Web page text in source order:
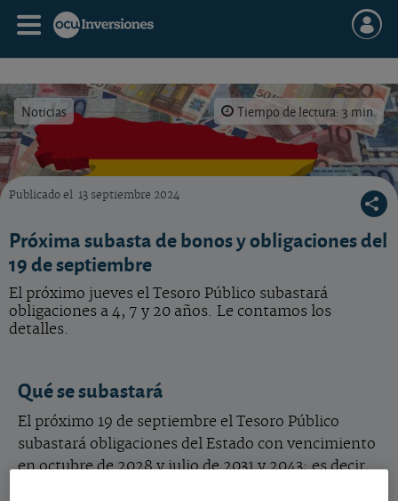
Noticias Tiempo de lectura: 3 min.
Preste atención a los plazos si desea acudir a la próxima subasta de obligaciones.
Publicado el 13 septiembre 2024
Próxima subasta de bonos y obligaciones del
19 de septiembre
El próximo jueves el Tesoro Público subastará
obligaciones a 4, 7 y 20 años. Le contamos los
detalles.
Qué se subastará
El próximo 19 de septiembre el Tesoro Público
subastará obligaciones del Estado con vencimiento
en octubre de 2028 y julio de 2031 y 2043; es decir,